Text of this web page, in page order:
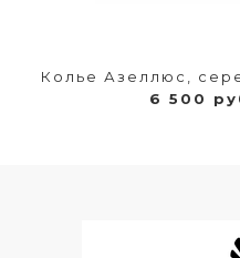
Колье Азеллюс,
6 500